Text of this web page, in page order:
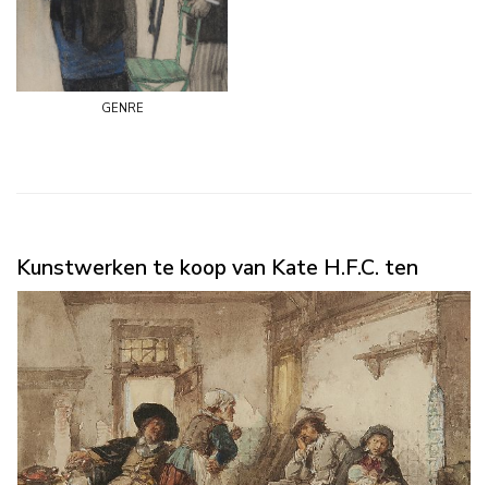
genre
Kunstwerken te koop van Kate H.F.C. ten